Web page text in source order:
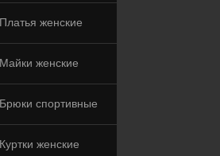
Платья женские
Майки женские
Брюки спортивные
Куртки женские